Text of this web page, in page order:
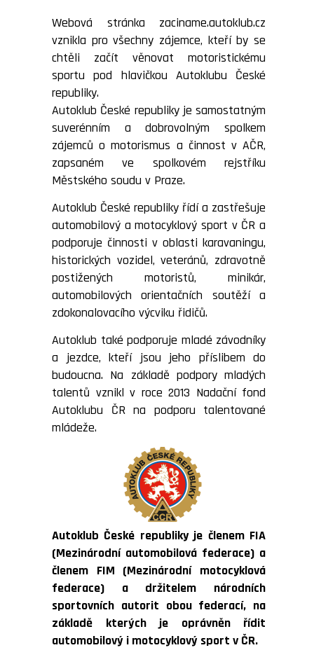
Webová stránka zaciname.autoklub.cz
vznikla pro všechny zájemce, kteří by se
chtěli začít věnovat motoristickému
sportu pod hlavičkou Autoklubu České
republiky.
Autoklub České republiky je samostatným
suverénním a dobrovolným spolkem
zájemců o motorismus a činnost v AČR,
zapsaném ve spolkovém rejstříku
Městského soudu v Praze.
Autoklub České republiky řídí a zastřešuje
automobilový a motocyklový sport v ČR a
podporuje činnosti v oblasti karavaningu,
historických vozidel, veteránů, zdravotně
postižených motoristů, minikár,
automobilových orientačních soutěží a
zdokonalovacího výcviku řidičů.
Autoklub také podporuje mladé závodníky
a jezdce, kteří jsou jeho příslibem do
budoucna. Na základě podpory mladých
talentů vznikl v roce 2013 Nadační fond
Autoklubu ČR na podporu talentované
mládeže.
Autoklub České republiky je členem FIA
(Mezinárodní automobilová federace) a
členem FIM (Mezinárodní motocyklová
federace) a držitelem národních
sportovních autorit obou federací, na
základě kterých je oprávněn řídit
automobilový i motocyklový sport v ČR.